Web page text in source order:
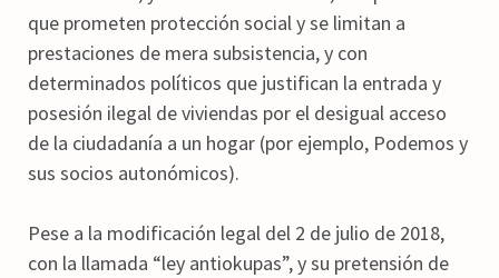
que prometen protección social y se limitan a
prestaciones de mera subsistencia, y con
determinados políticos que justifican la entrada y
posesión ilegal de viviendas por el desigual acceso
de la ciudadanía a un hogar (por ejemplo, Podemos y
sus socios autonómicos).
Pese a la modificación legal del 2 de julio de 2018,
con la llamada “ley antiokupas”, y su pretensión de